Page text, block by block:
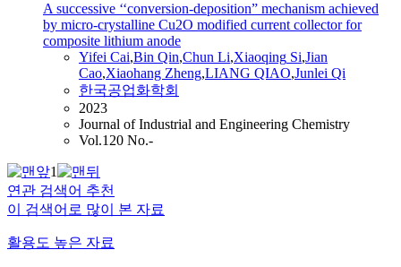
A successive ‘‘conversion-deposition” mechanism achieved
by micro-crystalline Cu2O modified current collector for
composite lithium anode
Yifei Cai,Bin Qin,Chun Li,Xiaoqing Si,Jian
Cao,Xiaohang Zheng,LIANG QIAO,Junlei Qi
한국공업화학회
2023
Journal of Industrial and Engineering Chemistry
Vol.120 No.-
1
연관 검색어 추천
이 검색어로 많이 본 자료
활용도 높은 자료